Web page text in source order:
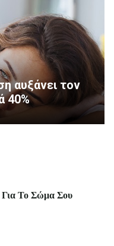
αυξάνει τον
40%
Το Σώμα Σου